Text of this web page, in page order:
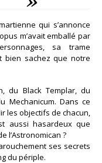
qui s’annonce
m’avait emballé par
sa trame
bien sachez que notre
du Black Templar, du
Mechanicum. Dans ce
les objectifs de chacun,
aussi hasardeux que
l’Astronomican ?
ses secrets
du périple.